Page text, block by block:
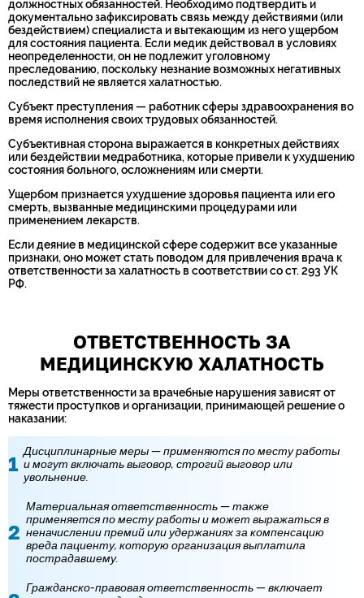
должностных обязанностей. Необходимо подтвердить и
документально зафиксировать связь между действиями (или
бездействием) специалиста и вытекающим из него ущербом
для состояния пациента. Если медик действовал в условиях
неопределенности, он не подлежит уголовному
преследованию, поскольку незнание возможных негативных
последствий не является халатностью.
Субъект преступления — работник сферы здравоохранения во
время исполнения своих трудовых обязанностей.
Субъективная сторона выражается в конкретных действиях
или бездействии медработника, которые привели к ухудшению
состояния больного, осложнениям или смерти.
Ущербом признается ухудшение здоровья пациента или его
смерть, вызванные медицинскими процедурами или
применением лекарств.
Если деяние в медицинской сфере содержит все указанные
признаки, оно может стать поводом для привлечения врача к
ответственности за халатность в соответствии со ст. 293 УК
РФ.
ОТВЕТСТВЕННОСТЬ ЗА
МЕДИЦИНСКУЮ ХАЛАТНОСТЬ
Меры ответственности за врачебные нарушения зависят от
тяжести проступков и организации, принимающей решение о
наказании:
Дисциплинарные меры — применяются по месту работы
и могут включать выговор, строгий выговор или
увольнение.
Материальная ответственность — также
применяется по месту работы и может выражаться в
неначислении премий или удержаниях за компенсацию
вреда пациенту, которую организация выплатила
пострадавшему.
Гражданско-правовая ответственность — включает